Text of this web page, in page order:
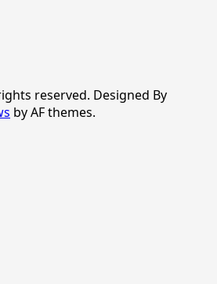
reserved. Designed By
by AF themes.